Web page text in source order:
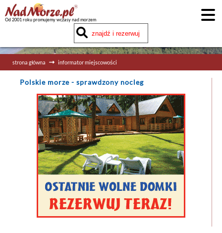
Od 2001 roku promujemy wczasy nad morzem
strona główna informator miejscowości
Polskie morze - sprawdzony nocleg